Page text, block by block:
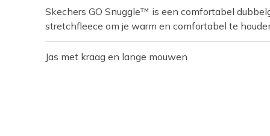
Skechers GO Snuggle™ is een comfortabel
stretchfleece om je warm en comfortabel te
Jas met kraag en lange mouwen